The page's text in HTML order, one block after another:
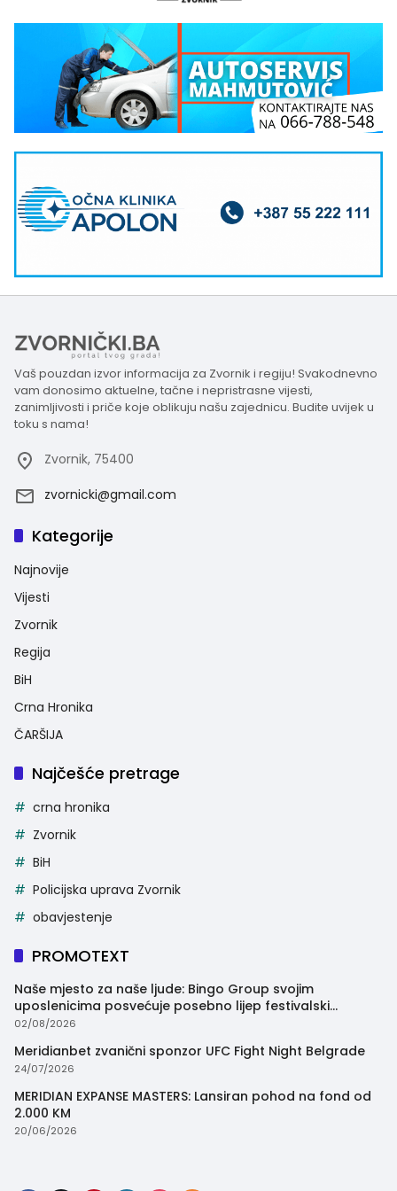
Vaš pouzdan izvor informacija za Zvornik i regiju! Svakodnevno
vam donosimo aktuelne, tačne i nepristrasne vijesti,
zanimljivosti i priče koje oblikuju našu zajednicu. Budite uvijek u
toku s nama!
Zvornik, 75400
zvornicki@gmail.com
Kategorije
Najnovije
Vijesti
Zvornik
Regija
BiH
Crna Hronika
ČARŠIJA
Najčešće pretrage
crna hronika
Zvornik
BiH
Policijska uprava Zvornik
obavjestenje
PROMOTEXT
Naše mjesto za naše ljude: Bingo Group svojim
uposlenicima posvećuje posebno lijep festivalski
trenutak
02/08/2026
Meridianbet zvanični sponzor UFC Fight Night Belgrade
24/07/2026
MERIDIAN EXPANSE MASTERS: Lansiran pohod na fond od
2.000 KM
20/06/2026